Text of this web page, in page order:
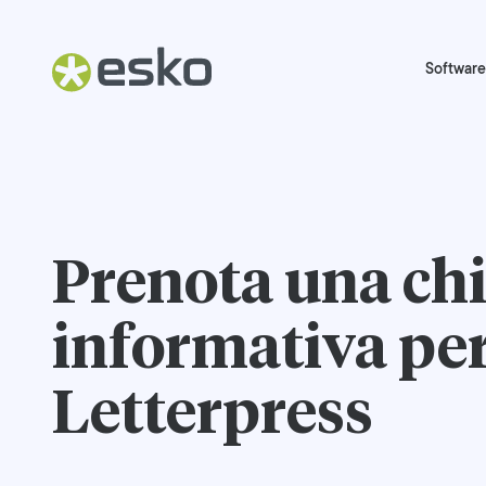
Software
Prenota una
informativa
Letterpress